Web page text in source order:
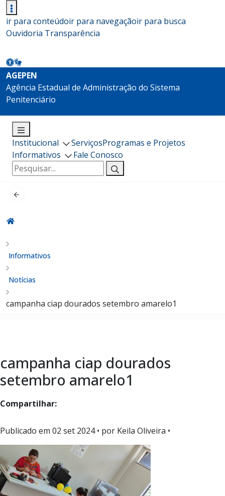
ir para conteúdoir para navegaçãoir para busca
Ouvidoria Transparência
AGEPEN
Agência Estadual de Administração do Sistema
Penitenciário
Institucional ServiçosProgramas e Projetos
Informativos
Fale Conosco
Pesquisar
por:
Informativos
Notícias
campanha ciap dourados setembro amarelo1
campanha ciap dourados
setembro amarelo1
Compartilhar:
Publicado em 02 set 2024• por Keila Oliveira •